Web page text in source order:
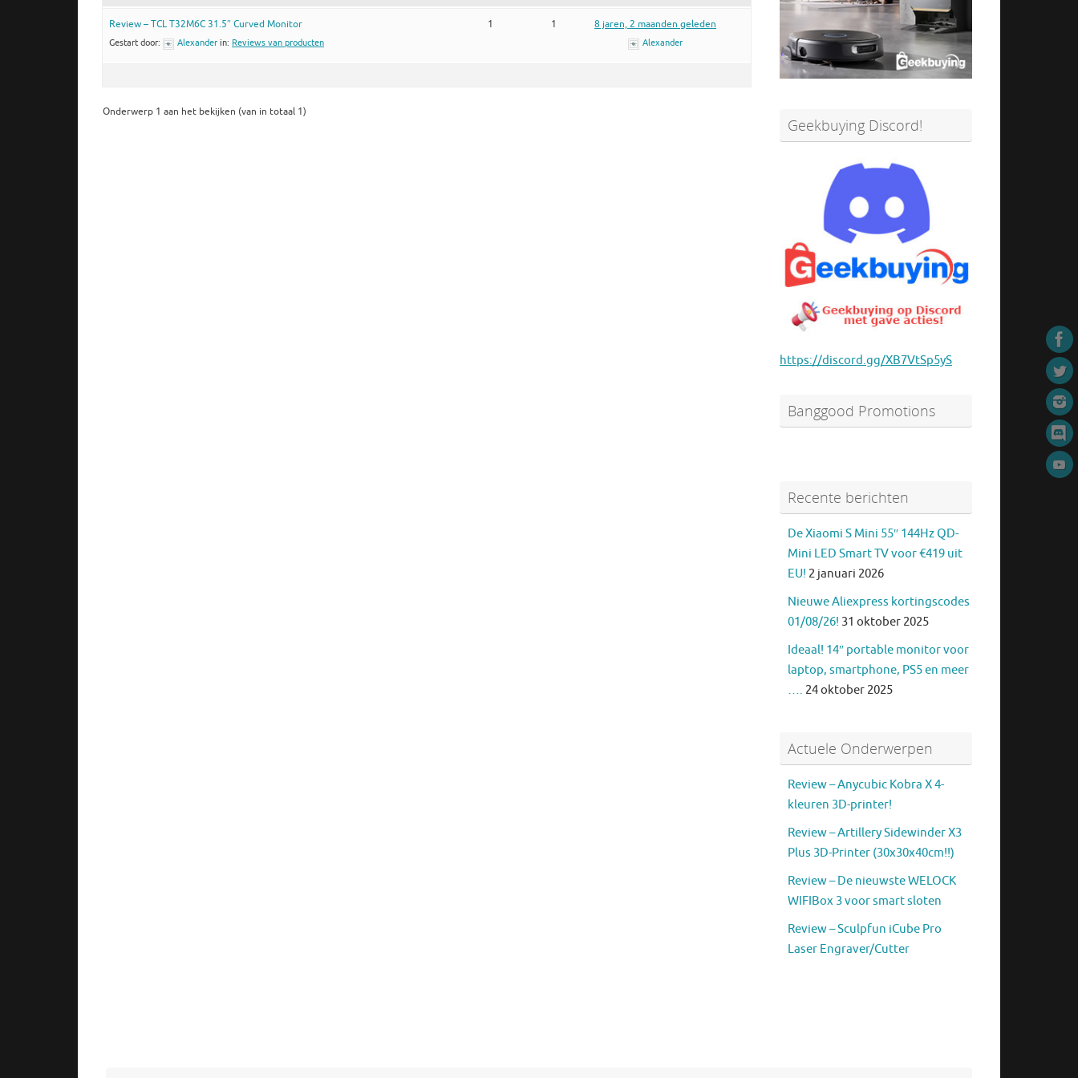
Review – TCL T32M6C 31.5″ Curved Monitor
Gestart door: Alexander in: Reviews van producten
1 1 8 jaren, 2 maanden geleden
Alexander
Onderwerp 1 aan het bekijken (van in totaal 1)
Geekbuying Discord!
https://discord.gg/XB7VtSp5yS
Banggood Promotions
Recente berichten
De Xiaomi S Mini 55″ 144Hz QD-
Mini LED Smart TV voor €419 uit
EU! 2 januari 2026
Nieuwe Aliexpress kortingscodes
01/08/26! 31 oktober 2025
Ideaal! 14″ portable monitor voor
laptop, smartphone, PS5 en meer
…. 24 oktober 2025
Actuele Onderwerpen
Review – Anycubic Kobra X 4-
kleuren 3D-printer!
Review – Artillery Sidewinder X3
Plus 3D-Printer (30x30x40cm!!)
Review – De nieuwste WELOCK
WIFIBox 3 voor smart sloten
Review – Sculpfun iCube Pro
Laser Engraver/Cutter